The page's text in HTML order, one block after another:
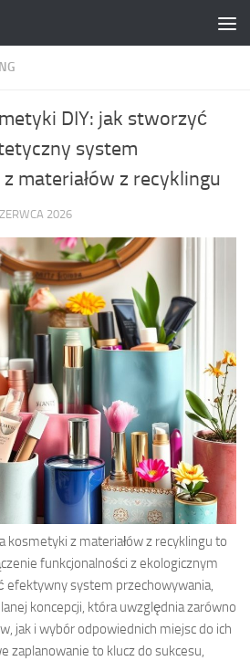
DIY: jak stworzyć
system
materiałów z recyklingu
2026
kosmetyki z materiałów z recyklingu to
funkcjonalności z ekologicznym
efektywny system przechowywania,
koncepcji, która uwzględnia zarówno
jak i wybór odpowiednich miejsc do ich
zaplanowanie to klucz do sukcesu,